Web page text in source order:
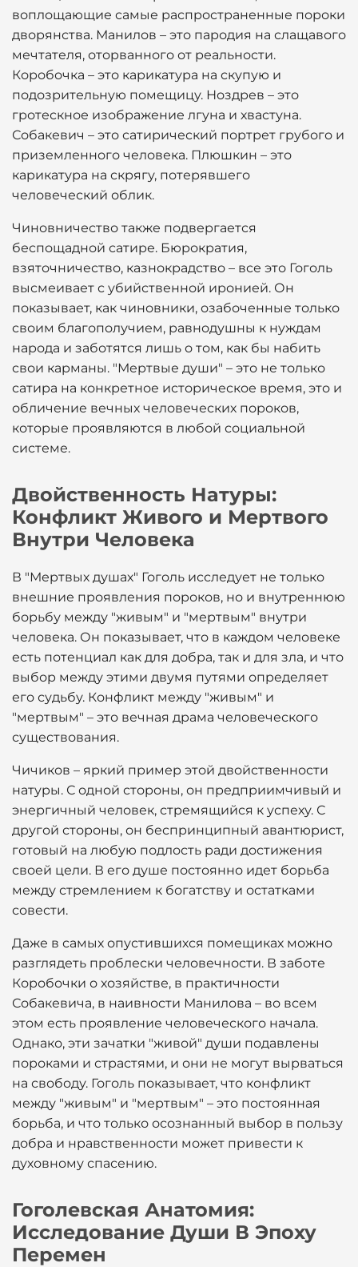
воплощающие самые распространенные пороки
дворянства. Манилов – это пародия на слащавого
мечтателя, оторванного от реальности.
Коробочка – это карикатура на скупую и
подозрительную помещицу. Ноздрев – это
гротескное изображение лгуна и хвастуна.
Собакевич – это сатирический портрет грубого и
приземленного человека. Плюшкин – это
карикатура на скрягу, потерявшего
человеческий облик.
Чиновничество также подвергается
беспощадной сатире. Бюрократия,
взяточничество, казнокрадство – все это Гоголь
высмеивает с убийственной иронией. Он
показывает, как чиновники, озабоченные только
своим благополучием, равнодушны к нуждам
народа и заботятся лишь о том, как бы набить
свои карманы. "Мертвые души" – это не только
сатира на конкретное историческое время, это и
обличение вечных человеческих пороков,
которые проявляются в любой социальной
системе.
Двойственность Натуры:
Конфликт Живого и Мертвого
Внутри Человека
В "Мертвых душах" Гоголь исследует не только
внешние проявления пороков, но и внутреннюю
борьбу между "живым" и "мертвым" внутри
человека. Он показывает, что в каждом человеке
есть потенциал как для добра, так и для зла, и что
выбор между этими двумя путями определяет
его судьбу. Конфликт между "живым" и
"мертвым" – это вечная драма человеческого
существования.
Чичиков – яркий пример этой двойственности
натуры. С одной стороны, он предприимчивый и
энергичный человек, стремящийся к успеху. С
другой стороны, он беспринципный авантюрист,
готовый на любую подлость ради достижения
своей цели. В его душе постоянно идет борьба
между стремлением к богатству и остатками
совести.
Даже в самых опустившихся помещиках можно
разглядеть проблески человечности. В заботе
Коробочки о хозяйстве, в практичности
Собакевича, в наивности Манилова – во всем
этом есть проявление человеческого начала.
Однако, эти зачатки "живой" души подавлены
пороками и страстями, и они не могут вырваться
на свободу. Гоголь показывает, что конфликт
между "живым" и "мертвым" – это постоянная
борьба, и что только осознанный выбор в пользу
добра и нравственности может привести к
духовному спасению.
Гоголевская Анатомия:
Исследование Души В Эпоху
Перемен